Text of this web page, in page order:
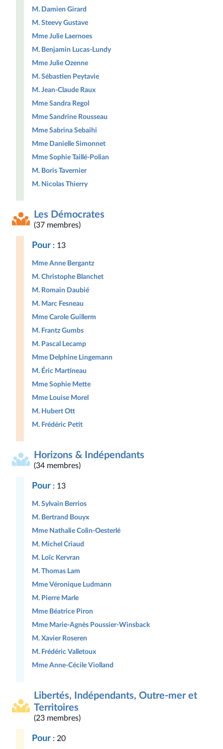
M. Damien Girard
M. Steevy Gustave
Mme Julie Laernoes
M. Benjamin Lucas-Lundy
Mme Julie Ozenne
M. Sébastien Peytavie
M. Jean-Claude Raux
Mme Sandra Regol
Mme Sandrine Rousseau
Mme Sabrina Sebaihi
Mme Danielle Simonnet
Mme Sophie Taillé-Polian
M. Boris Tavernier
M. Nicolas Thierry
Les Démocrates
(37 membres)
Pour : 13
Mme Anne Bergantz
M. Christophe Blanchet
M. Romain Daubié
M. Marc Fesneau
Mme Carole Guillerm
M. Frantz Gumbs
M. Pascal Lecamp
Mme Delphine Lingemann
M. Éric Martineau
Mme Sophie Mette
Mme Louise Morel
M. Hubert Ott
M. Frédéric Petit
Horizons & Indépendants
(34 membres)
Pour : 13
M. Sylvain Berrios
M. Bertrand Bouyx
Mme Nathalie Colin-Oesterlé
M. Michel Criaud
M. Loïc Kervran
M. Thomas Lam
Mme Véronique Ludmann
M. Pierre Marle
Mme Béatrice Piron
Mme Marie-Agnès Poussier-Winsback
M. Xavier Roseren
M. Frédéric Valletoux
Mme Anne-Cécile Violland
Libertés, Indépendants, Outre-mer et
Territoires
(23 membres)
Pour : 20